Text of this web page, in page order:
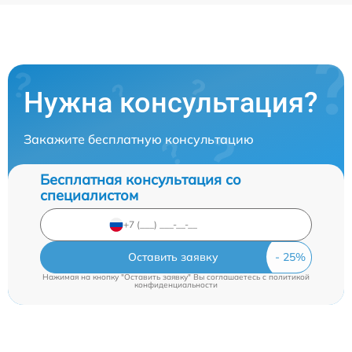
Нужна консультация?
Закажите бесплатную консультацию
Бесплатная консультация со
специалистом
Оставить заявку
Нажимая на кнопку "Оставить заявку" Вы соглашаетесь cполитикой
конфиденциальности